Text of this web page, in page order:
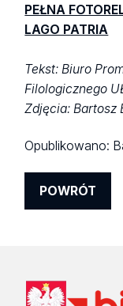
PEŁNA
LAGO PATRIA
Tekst: Biuro
Filologicznego
Zdjęcia: Bartosz
Opublikowano:
POWRÓT